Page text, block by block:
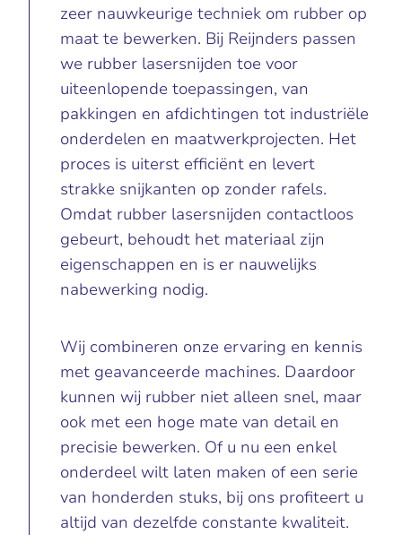
zeer nauwkeurige techniek om rubber op
maat te bewerken. Bij Reijnders passen
we rubber lasersnijden toe voor
uiteenlopende toepassingen, van
pakkingen en afdichtingen tot industriële
onderdelen en maatwerkprojecten. Het
proces is uiterst efficiënt en levert
strakke snijkanten op zonder rafels.
Omdat rubber lasersnijden contactloos
gebeurt, behoudt het materiaal zijn
eigenschappen en is er nauwelijks
nabewerking nodig.
Wij combineren onze ervaring en kennis
met geavanceerde machines. Daardoor
kunnen wij rubber niet alleen snel, maar
ook met een hoge mate van detail en
precisie bewerken. Of u nu een enkel
onderdeel wilt laten maken of een serie
van honderden stuks, bij ons profiteert u
altijd van dezelfde constante kwaliteit.